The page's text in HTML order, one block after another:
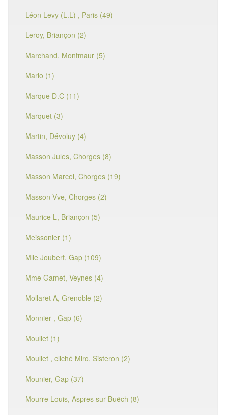
Léon Levy (L.L) , Paris (49)
Leroy, Briançon (2)
Marchand, Montmaur (5)
Mario (1)
Marque D.C (11)
Marquet (3)
Martin, Dévoluy (4)
Masson Jules, Chorges (8)
Masson Marcel, Chorges (19)
Masson Vve, Chorges (2)
Maurice L, Briançon (5)
Meissonier (1)
Mlle Joubert, Gap (109)
Mme Gamet, Veynes (4)
Mollaret A, Grenoble (2)
Monnier , Gap (6)
Moullet (1)
Moullet , cliché Miro, Sisteron (2)
Mounier, Gap (37)
Mourre Louis, Aspres sur Buëch (8)